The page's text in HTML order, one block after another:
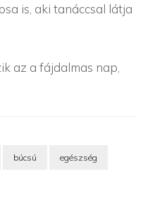
is, aki tanáccsal látja
az a fájdalmas nap,
búcsú egészség